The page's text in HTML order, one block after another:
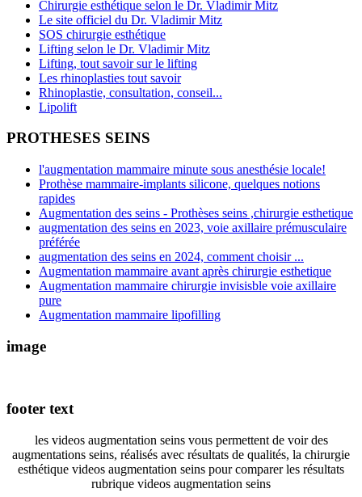
Chirurgie esthétique selon le Dr. Vladimir Mitz
Le site officiel du Dr. Vladimir Mitz
SOS chirurgie esthétique
Lifting selon le Dr. Vladimir Mitz
Lifting, tout savoir sur le lifting
Les rhinoplasties tout savoir
Rhinoplastie, consultation, conseil...
Lipolift
PROTHESES SEINS
l'augmentation mammaire minute sous anesthésie locale!
Prothèse mammaire-implants silicone, quelques notions
rapides
Augmentation des seins - Prothèses seins ,chirurgie esthetique
augmentation des seins en 2023, voie axillaire prémusculaire
préférée
augmentation des seins en 2024, comment choisir ...
Augmentation mammaire avant après chirurgie esthetique
Augmentation mammaire chirurgie invisisble voie axillaire
pure
Augmentation mammaire lipofilling
image
footer text
les videos augmentation seins vous permettent de voir des
augmentations seins, réalisés avec résultats de qualités, la chirurgie
esthétique videos augmentation seins pour comparer les résultats
rubrique videos augmentation seins